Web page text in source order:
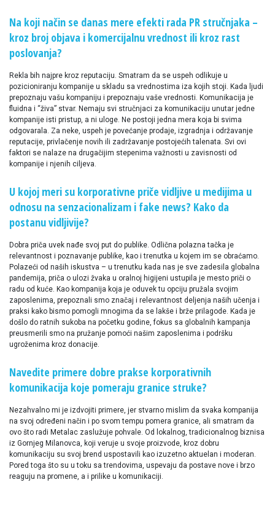
Na koji način se danas mere efekti rada PR stručnjaka –
kroz broj objava i komercijalnu vrednost ili kroz rast
poslovanja?
Rekla bih najpre kroz reputaciju. Smatram da se uspeh odlikuje u
pozicioniranju kompanije u skladu sa vrednostima iza kojih stoji. Kada ljudi
prepoznaju vašu kompaniju i prepoznaju vaše vrednosti. Komunikacija je
fluidna i “živa” stvar. Nemaju svi stručnjaci za komunikaciju unutar jedne
kompanije isti pristup, a ni uloge. Ne postoji jedna mera koja bi svima
odgovarala. Za neke, uspeh je povećanje prodaje, izgradnja i održavanje
reputacije, privlačenje novih ili zadržavanje postojećih talenata. Svi ovi
faktori se nalaze na drugačijim stepenima važnosti u zavisnosti od
kompanije i njenih ciljeva.
U kojoj meri su korporativne priče vidljive u medijima u
odnosu na senzacionalizam i fake news? Kako da
postanu vidljivije?
Dobra priča uvek nađe svoj put do publike. Odlična polazna tačka je
relevantnost i poznavanje publike, kao i trenutka u kojem im se obraćamo.
Polazeći od naših iskustva – u trenutku kada nas je sve zadesila globalna
pandemija, priča o ulozi žvaka u oralnoj higijeni ustupila je mesto priči o
radu od kuće. Kao kompanija koja je oduvek tu opciju pružala svojim
zaposlenima, prepoznali smo značaj i relevantnost deljenja naših učenja i
praksi kako bismo pomogli mnogima da se lakše i brže prilagode. Kada je
došlo do ratnih sukoba na početku godine, fokus sa globalnih kampanja
preusmerili smo na pružanje pomoći našim zaposlenima i podršku
ugroženima kroz donacije.
Navedite primere dobre prakse korporativnih
komunikacija koje pomeraju granice struke?
Nezahvalno mi je izdvojiti primere, jer stvarno mislim da svaka kompanija
na svoj određeni način i po svom tempu pomera granice, ali smatram da
ovo što radi Metalac zaslužuje pohvale. Od lokalnog, tradicionalnog biznisa
iz Gornjeg Milanovca, koji veruje u svoje proizvode, kroz dobru
komunikaciju su svoj brend uspostavili kao izuzetno aktuelan i moderan.
Pored toga što su u toku sa trendovima, uspevaju da postave nove i brzo
reaguju na promene, a i prilike u komunikaciji.